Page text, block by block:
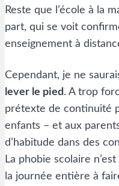
Reste que l’école à la
part, qui se voit
enseignement à
Cependant, je ne
lever le pied. A trop
prétexte de continuité
enfants – et aux
d’habitude dans des
La phobie scolaire
la journée entière à